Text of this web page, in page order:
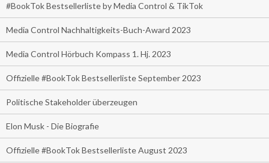
#BookTok Bestsellerliste by Media Control & TikTok
Media Control Nachhaltigkeits-Buch-Award 2023
Media Control Hörbuch Kompass 1. Hj. 2023
Offizielle #BookTok Bestsellerliste September 2023
Politische Stakeholder überzeugen
Elon Musk - Die Biografie
Offizielle #BookTok Bestsellerliste August 2023